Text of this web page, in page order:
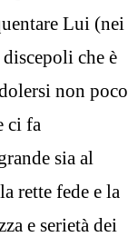
Lui (nei
che è
non poco
ci fa
sia al
rette fede e la
e serietà dei